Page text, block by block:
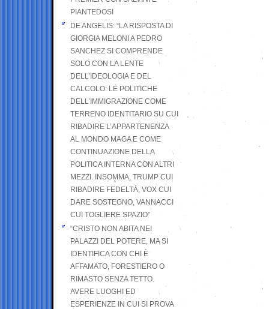
PIANTEDOSI
DE ANGELIS: “LA RISPOSTA DI
GIORGIA MELONI A PEDRO
SANCHEZ SI COMPRENDE
SOLO CON LA LENTE
DELL’IDEOLOGIA E DEL
CALCOLO: LE POLITICHE
DELL’IMMIGRAZIONE COME
TERRENO IDENTITARIO SU CUI
RIBADIRE L’APPARTENENZA
AL MONDO MAGA E COME
CONTINUAZIONE DELLA
POLITICA INTERNA CON ALTRI
MEZZI. INSOMMA, TRUMP CUI
RIBADIRE FEDELTÀ, VOX CUI
DARE SOSTEGNO, VANNACCI
CUI TOGLIERE SPAZIO”
“CRISTO NON ABITA NEI
PALAZZI DEL POTERE, MA SI
IDENTIFICA CON CHI È
AFFAMATO, FORESTIERO O
RIMASTO SENZA TETTO.
AVERE LUOGHI ED
ESPERIENZE IN CUI SI PROVA